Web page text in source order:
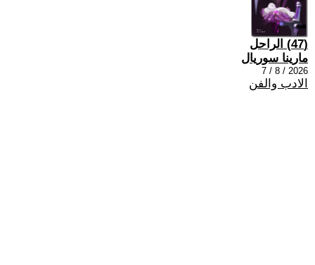
(47) الراحل
مارينا سوريال
2026 / 8 / 7
الادب والفن